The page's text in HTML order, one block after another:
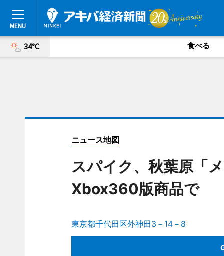
34°C 食べる
ニュース地図
スパイク、秋葉原「
Xbox360版商品で
東京都千代田区外神田3－14－8